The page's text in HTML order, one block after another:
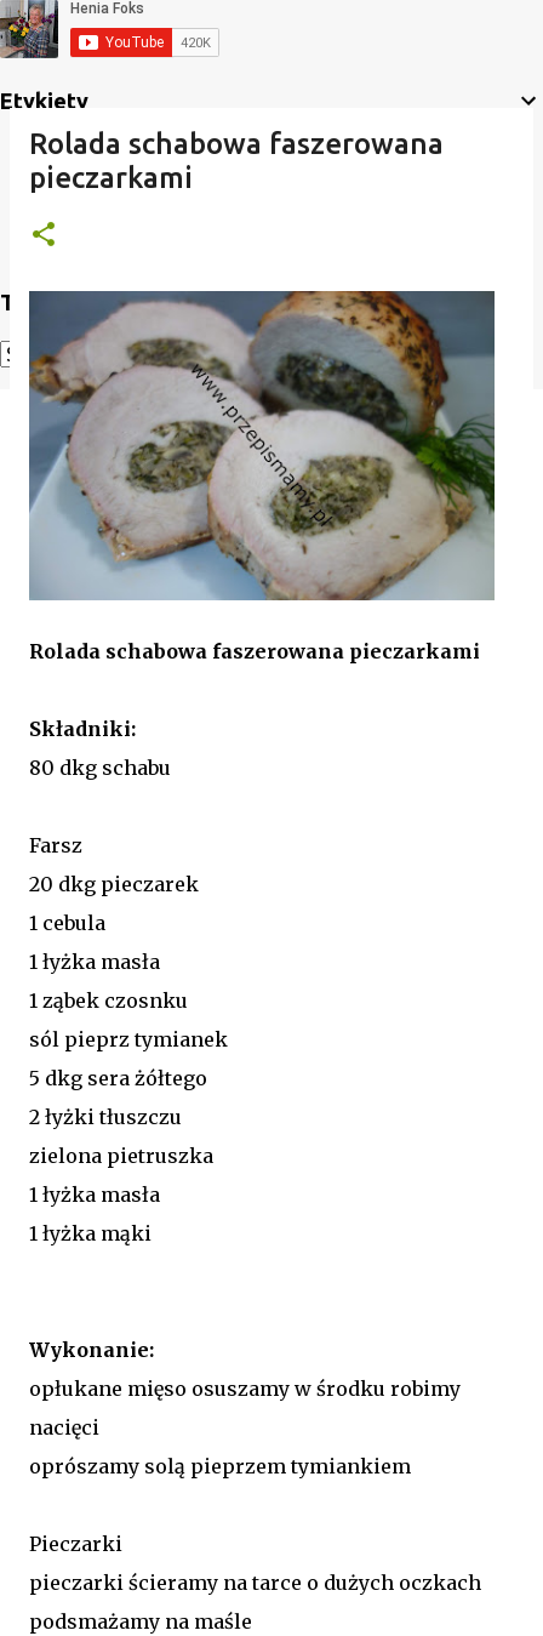
Etykiety
Translate
Powered by Translate
Rolada schabowa faszerowana
pieczarkami
Rolada schabowa faszerowana pieczarkami
Składniki:
80 dkg schabu
Farsz
20 dkg pieczarek
1 cebula
1 łyżka masła
1 ząbek czosnku
sól pieprz tymianek
5 dkg sera żółtego
2 łyżki tłuszczu
zielona pietruszka
1 łyżka masła
1 łyżka mąki
Wykonanie:
opłukane mięso osuszamy w środku robimy
nacięci
oprószamy solą pieprzem tymiankiem
Pieczarki
pieczarki ścieramy na tarce o dużych oczkach
podsmażamy na maśle